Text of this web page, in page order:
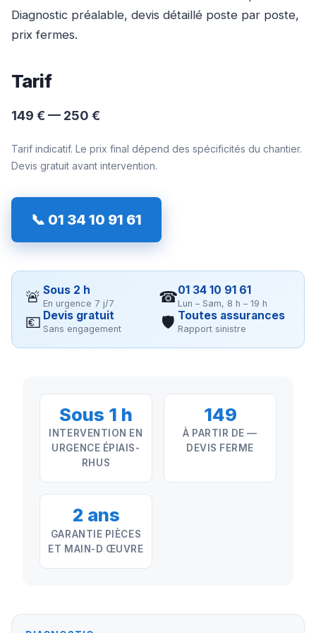
Diagnostic préalable, devis détaillé poste par poste,
prix fermes.
Tarif
149 € — 250 €
Tarif indicatif. Le prix final dépend des spécificités du chantier.
Devis gratuit avant intervention.
📞 01 34 10 91 61
🚨 Sous 2 h
En urgence 7 j/7 ☎01 34 10 91 61
Lun – Sam, 8 h – 19 h
💶 Devis gratuit
Sans engagement 🛡 Toutes assurances
Rapport sinistre
Sous 1 h
INTERVENTION EN
URGENCE ÉPIAIS-
RHUS
149
À PARTIR DE —
DEVIS FERME
2 ans
GARANTIE PIÈCES
ET MAIN-D ŒUVRE